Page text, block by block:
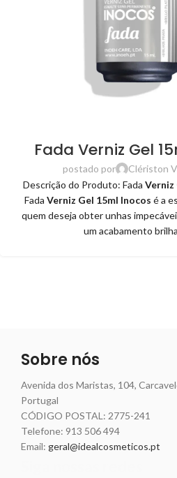
Fada Verniz Gel
postado por Clériston
Descrição do Produto: FadaVerniz
Fada Verniz Gel 15ml Inocos é a
quem deseja obter unhas
um acabamento
Sobre nós
Avenida dos Maristas, 104,
Portugal
CÓDIGO POSTAL: 2775-241
Telefone: 913 506 494
Email: geral@idealcosmeticos.pt